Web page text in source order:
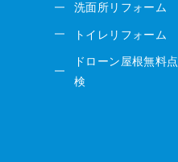
洗面所リフォーム
トイレリフォーム
ドローン屋根無料点
検